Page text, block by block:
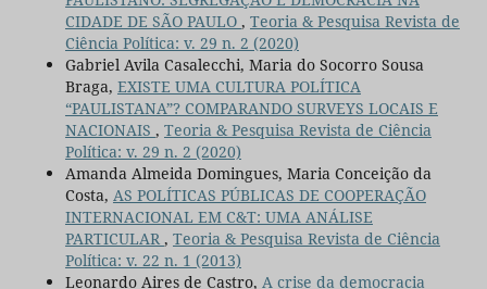
CIDADE DE SÃO PAULO , Teoria & Pesquisa Revista de
Ciência Política: v. 29 n. 2 (2020)
Gabriel Avila Casalecchi, Maria do Socorro Sousa
Braga, EXISTE UMA CULTURA POLÍTICA
“PAULISTANA”? COMPARANDO SURVEYS LOCAIS E
NACIONAIS , Teoria & Pesquisa Revista de Ciência
Política: v. 29 n. 2 (2020)
Amanda Almeida Domingues, Maria Conceição da
Costa, AS POLÍTICAS PÚBLICAS DE COOPERAÇÃO
INTERNACIONAL EM C&T: UMA ANÁLISE
PARTICULAR , Teoria & Pesquisa Revista de Ciência
Política: v. 22 n. 1 (2013)
Leonardo Aires de Castro, A crise da democracia